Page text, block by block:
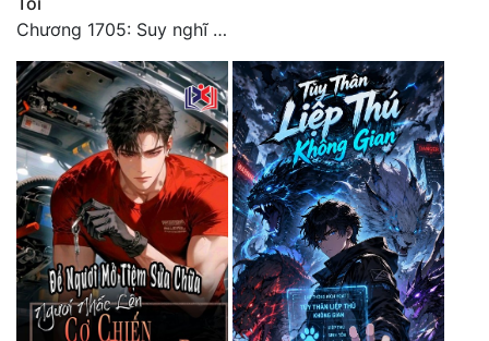
Xuyên Không
Xuyên Nhanh
Xuyên Sách
Xuyên Thư
Điền Văn
Đô Thị
Đông Phương
Đông Phương Huyền Huyễn
Chương 1705: Suy nghĩ sinh tồn của Vô Danh Tuyết!